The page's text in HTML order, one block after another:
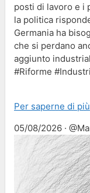
posti di lavoro e i
la politica
Germania ha
che si perdano
aggiunto
#Riforme
Per saperne di più
05/08/2026 ·